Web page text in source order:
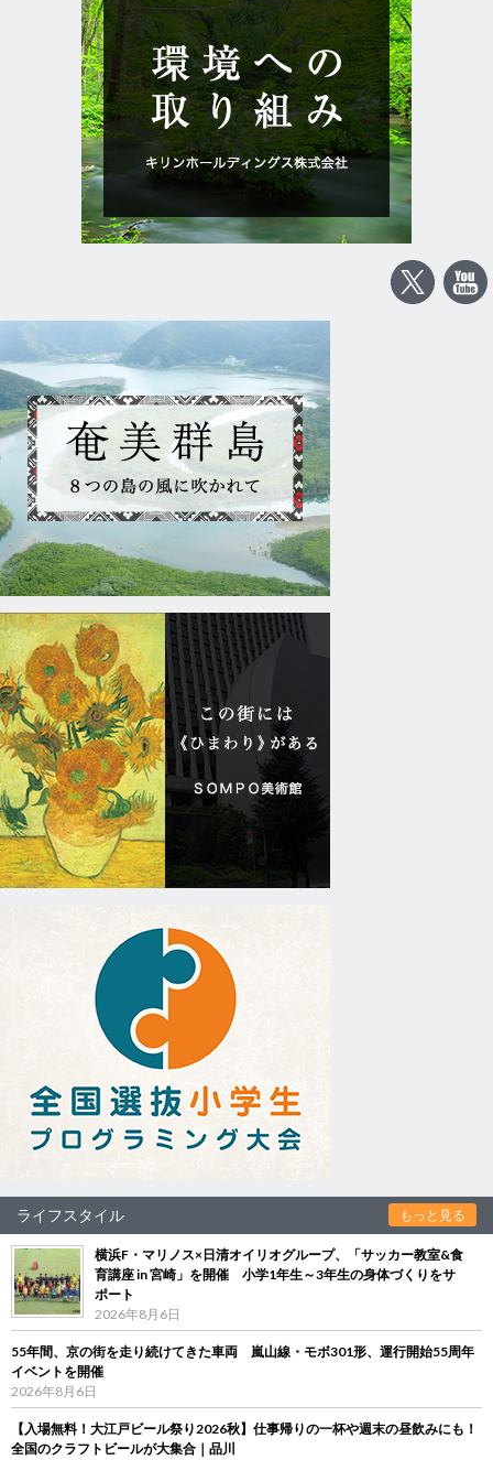
ライフスタイル もっと見る
横浜F・マリノス×日清オイリオグループ、「サッカー教室&食
育講座 in 宮崎」を開催 小学1年生～3年生の身体づくりをサ
ポート
2026年8月6日
55年間、京の街を走り続けてきた車両 嵐山線・モボ301形、運行開始55周年
イベントを開催
2026年8月6日
【入場無料！大江戸ビール祭り2026秋】仕事帰りの一杯や週末の昼飲みにも！
全国のクラフトビールが大集合｜品川